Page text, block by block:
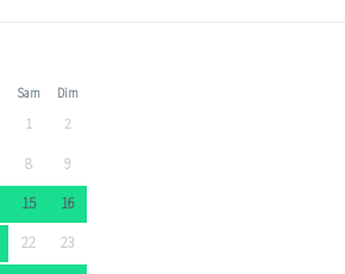
Sam Dim
1
2
8
9
15
16
22
23